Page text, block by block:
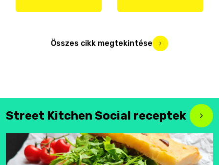
Összes cikk megtekintése
Street Kitchen Social receptek